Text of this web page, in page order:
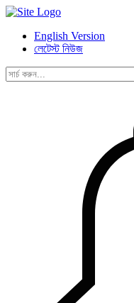
English Version
লেটেস্ট নিউজ